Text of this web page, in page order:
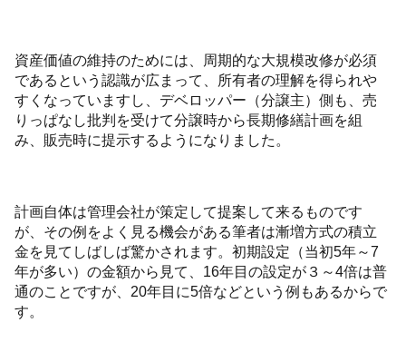
資産価値の維持のためには、周期的な大規模改修が必須
であるという認識が広まって、所有者の理解を得られや
すくなっていますし、デベロッパー（分譲主）側も、売
りっぱなし批判を受けて分譲時から長期修繕計画を組
み、販売時に提示するようになりました。
計画自体は管理会社が策定して提案して来るものです
が、その例をよく見る機会がある筆者は漸増方式の積立
金を見てしばしば驚かされます。初期設定（当初5年～7
年が多い）の金額から見て、16年目の設定が３～4倍は普
通のことですが、20年目に5倍などという例もあるからで
す。